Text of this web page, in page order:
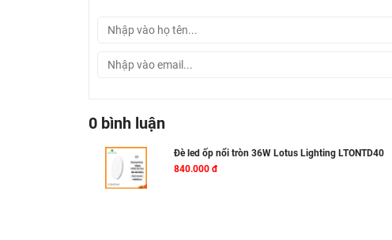
0 bình luận
Đè led ốp nổi tròn 36W Lotus Lighting LTONTD40
840.000 đ